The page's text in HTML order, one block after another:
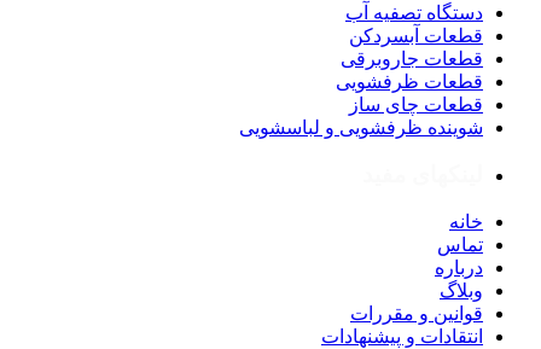
دستگاه تصفیه آب
قطعات آبسردکن
قطعات جاروبرقی
قطعات ظرفشویی
قطعات چای ساز
شوینده ظرفشویی و لباسشویی
خانه
تماس
درباره
وبلاگ
قوانین و مقررات
انتقادات و پیشنهادات